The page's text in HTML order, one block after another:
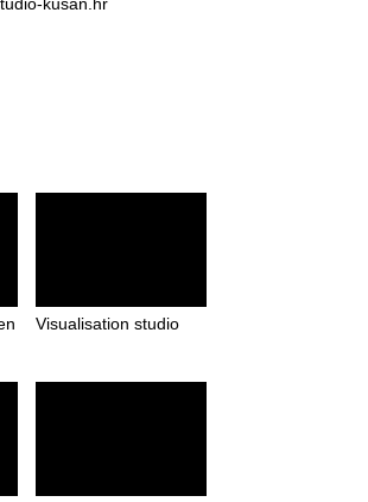
Visualisation studio